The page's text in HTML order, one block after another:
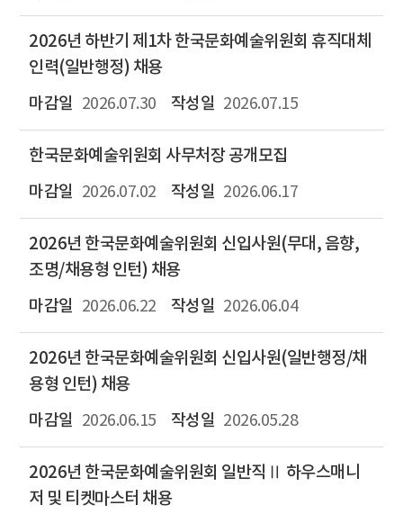
2026년 하반기 제1차 한국문화예술위원회 휴직대체
인력(일반행정) 채용
2026.07.30 2026.07.15
한국문화예술위원회 사무처장 공개모집
2026.07.02 2026.06.17
2026년 한국문화예술위원회 신입사원(무대, 음향,
조명/채용형 인턴) 채용
2026.06.22 2026.06.04
2026년 한국문화예술위원회 신입사원(일반행정/채
용형 인턴) 채용
2026.06.15 2026.05.28
2026년 한국문화예술위원회 일반직Ⅱ 하우스매니
저 및 티켓마스터 채용